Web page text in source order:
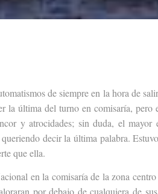
de siempre en la hora de
la última del turno en comisaría, pero
y atrocidades; sin duda, el
decir la última palabra.
que ella.
en la comisaría de la zona
por debajo de cualquiera de